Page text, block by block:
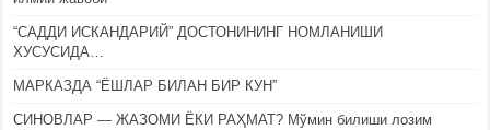
“САДДИ ИСКАНДАРИЙ” ДОСТОНИНИНГ НОМЛАНИШИ
ХУСУСИДА…
МАРКАЗДА “ЁШЛАР БИЛАН БИР КУН”
СИНОВЛАР — ЖАЗОМИ ЁКИ РАҲМАТ? Мўмин билиши лозим